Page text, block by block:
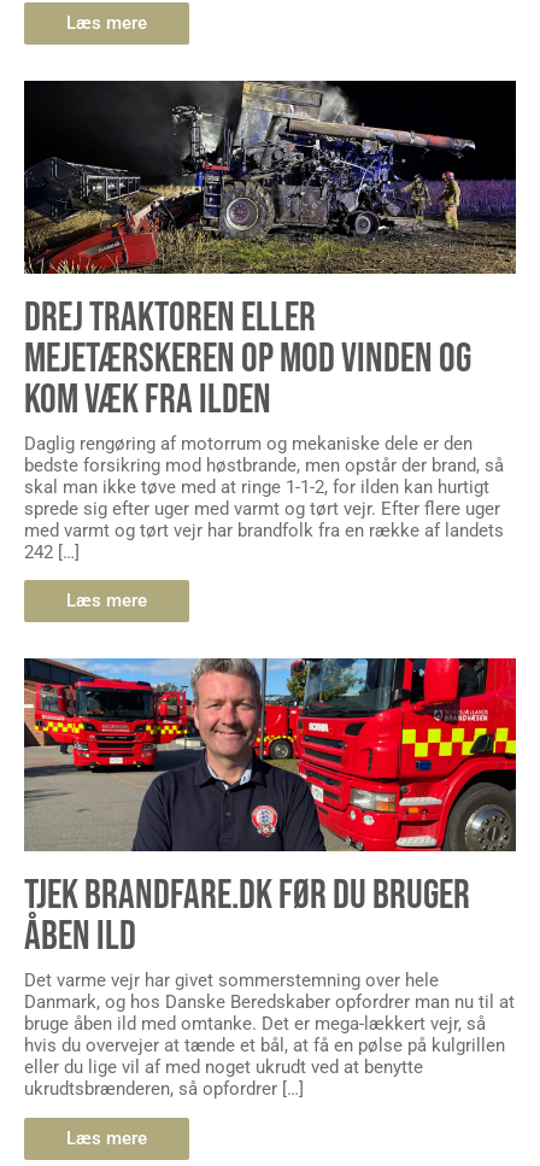
Læs mere
DREJ TRAKTOREN ELLER
MEJETÆRSKEREN OP MOD VINDEN OG
KOM VÆK FRA ILDEN
Daglig rengøring af motorrum og mekaniske dele er den
bedste forsikring mod høstbrande, men opstår der brand, så
skal man ikke tøve med at ringe 1-1-2, for ilden kan hurtigt
sprede sig efter uger med varmt og tørt vejr. Efter flere uger
med varmt og tørt vejr har brandfolk fra en række af landets
242 […]
Læs mere
TJEK BRANDFARE.DK FØR DU BRUGER
ÅBEN ILD
Det varme vejr har givet sommerstemning over hele
Danmark, og hos Danske Beredskaber opfordrer man nu til at
bruge åben ild med omtanke. Det er mega-lækkert vejr, så
hvis du overvejer at tænde et bål, at få en pølse på kulgrillen
eller du lige vil af med noget ukrudt ved at benytte
ukrudtsbrænderen, så opfordrer […]
Læs mere